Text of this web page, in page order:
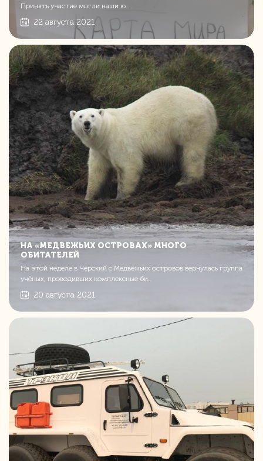
Принять участие могли наши ю...
22 августа 2021
НА «МЕДВЕЖЬИХ ОСТРОВАХ» МНОГО
ОБИТАТЕЛЕЙ
На этой неделе в Черский с Медвежьих островов вернулась группа
учёных, проводивших комплексные би...
20 августа 2021